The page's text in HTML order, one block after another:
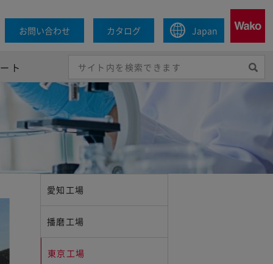
お問い合わせ カタログ Japan
ト
愛知工場
播磨工場
東京工場